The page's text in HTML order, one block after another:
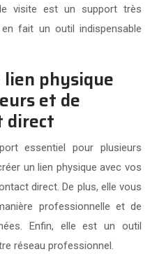
visite est un support très
fait un outil indispensable
physique
et de
direct
essentiel pour plusieurs
un lien physique avec vos
direct. De plus, elle vous
professionnelle et de
Enfin, elle est un outil
réseau professionnel.